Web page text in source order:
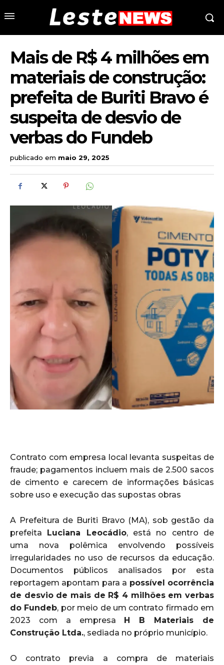
Mais de R$ 4 milhões em
materiais de construção:
prefeita de Buriti Bravo é
suspeita de desvio de
verbas do Fundeb
publicado em maio 29, 2025
Contrato com empresa local levanta suspeitas de
fraude; pagamentos incluem mais de 2.500 sacos
de cimento e carecem de informações básicas
sobre uso e execução das supostas obras
A Prefeitura de Buriti Bravo (MA), sob gestão da
prefeita Luciana Leocádio, está no centro de
uma nova polêmica envolvendo possíveis
irregularidades no uso de recursos da educação.
Documentos públicos analisados por esta
reportagem apontam para a possível ocorrência
de desvio de mais de R$ 4 milhões em verbas
do Fundeb, por meio de um contrato firmado em
2023 com a empresa H B Materiais de
Construção Ltda., sediada no próprio município.
O contrato previa a compra de materiais